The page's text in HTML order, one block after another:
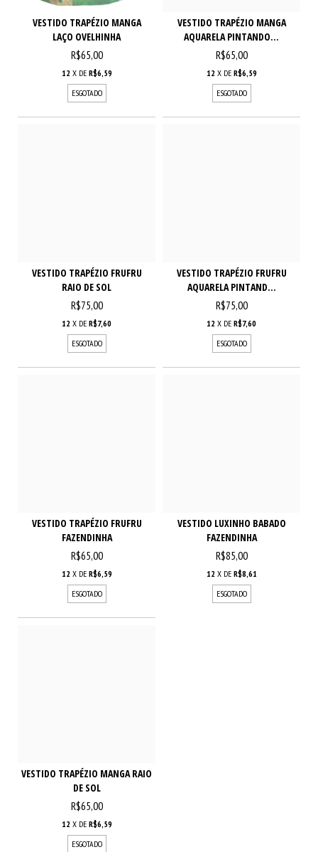
VESTIDO TRAPÉZIO MANGA
LAÇO OVELHINHA
R$65,00
12 X DE R$6,59
ESGOTADO
VESTIDO TRAPÉZIO MANGA
AQUARELA PINTANDO...
R$65,00
12 X DE R$6,59
ESGOTADO
VESTIDO TRAPÉZIO FRUFRU
RAIO DE SOL
R$75,00
12 X DE R$7,60
ESGOTADO
VESTIDO TRAPÉZIO FRUFRU
AQUARELA PINTAND...
R$75,00
12 X DE R$7,60
ESGOTADO
VESTIDO TRAPÉZIO FRUFRU
FAZENDINHA
R$65,00
12 X DE R$6,59
ESGOTADO
VESTIDO LUXINHO BABADO
FAZENDINHA
R$85,00
12 X DE R$8,61
ESGOTADO
VESTIDO TRAPÉZIO MANGA RAIO
DE SOL
R$65,00
12 X DE R$6,59
ESGOTADO